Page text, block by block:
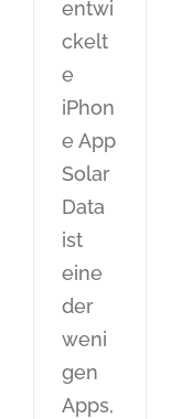
entwi
ckelt
e
iPhon
e App
Solar
Data
ist
eine
der
weni
gen
Apps,